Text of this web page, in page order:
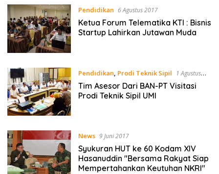
Pendidikan 6 Agustus 2017
Ketua Forum Telematika KTI : Bisnis
Startup Lahirkan Jutawan Muda
Pendidikan, Prodi Teknik Sipil
1 Agustus
2017
Tim Asesor Dari BAN-PT Visitasi
Prodi Teknik Sipil UMI
News 9 Juni 2017
Syukuran HUT ke 60 Kodam XIV
Hasanuddin "Bersama Rakyat Siap
Mempertahankan Keutuhan NKRI"